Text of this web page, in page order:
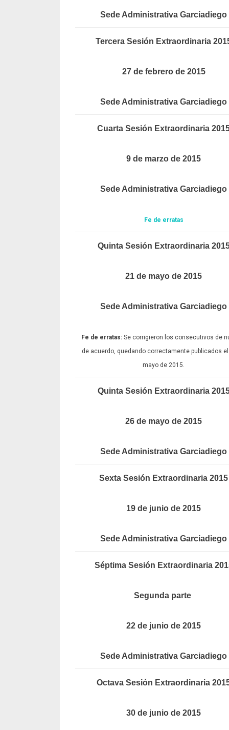
Sede Administrativa Garciadiego
Tercera Sesión Extraordinaria
27 de febrero de 2015
Sede Administrativa Garciadiego
Cuarta Sesión Extraordinaria
9 de marzo de 2015
Sede Administrativa Garciadiego
Fe de erratas
Quinta Sesión Extraordinaria
21 de mayo de 2015
Sede Administrativa Garciadiego
Fe de erratas: Se corrigieron los consecutivos de
de acuerdo, quedando correctamente publicados
mayo de 2015.
Quinta Sesión Extraordinaria
26 de mayo de 2015
Sede Administrativa Garciadiego
Sexta Sesión Extraordinaria 2015
19 de junio de 2015
Sede Administrativa Garciadiego
Séptima Sesión Extraordinaria
Segunda parte
22 de junio de 2015
Sede Administrativa Garciadiego
Octava Sesión Extraordinaria
30 de junio de 2015